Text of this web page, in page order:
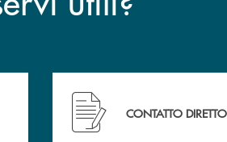
CONTATTO DIRETTO